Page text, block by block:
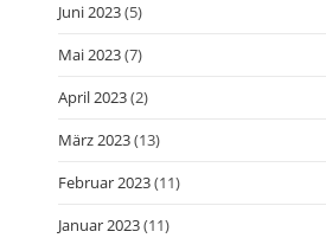
Juni 2023(5)
Mai 2023(7)
April 2023(2)
März 2023(13)
Februar 2023(11)
Januar 2023(11)